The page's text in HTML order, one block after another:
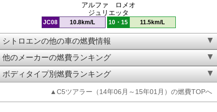
アルファ ロメオ
ジュリエッタ
JC08 10.8km/L 10・15 11.5km/L
シトロエンの他の車の燃費情報
他のメーカーの燃費ランキング
ボディタイプ別燃費ランキング
▲C5ツアラー（14年06月～15年01月）の燃費TOPへ